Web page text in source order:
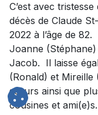
C’est avec
décès de Claude
2022 à l’âge de
Joanne
Jacob. Il laisse
(Ronald) et
sœurs ainsi que
cousines et